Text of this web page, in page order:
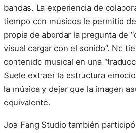
bandas. La experiencia de
tiempo con músicos le permitió
propia de abordar la pregunta de
visual cargar con el sonido”. No
contenido musical en una
Suele extraer la estructura
la música y dejar que la imagen
equivalente.
Joe Fang Studio también